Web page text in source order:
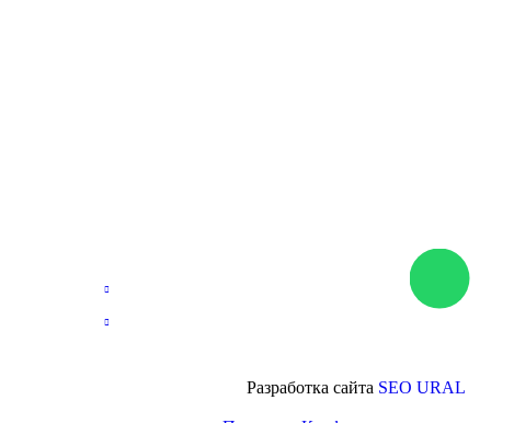
Разработка сайта SEO URAL